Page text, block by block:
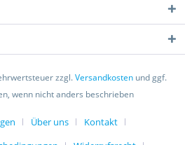
zzgl.Versandkosten und ggf.
wenn nicht anders beschrieben
Über uns
Kontakt